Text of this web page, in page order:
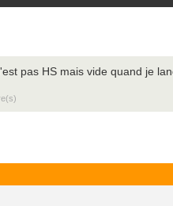
pas HS mais vide quand je